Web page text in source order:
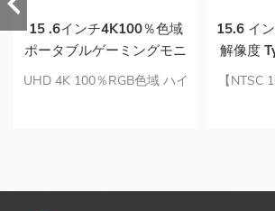
15 .6インチ4K100％色域
ポータブルゲーミングモニ
ター（ラップトップ用）
UHD 4K 100％RGB色域 ハイ
ロテクター
15.6 イ
解像度
リーン
【NTSC
ドプレイ